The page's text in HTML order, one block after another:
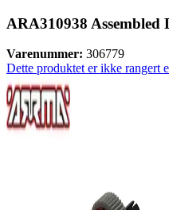
ARA310938 Assembled
Varenummer: 306779
Dette produktet er ikke rangert